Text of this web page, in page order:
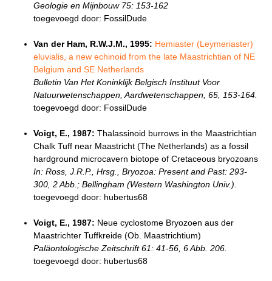
Geologie en Mijnbouw 75: 153-162
toegevoegd door: FossilDude
Van der Ham, R.W.J.M., 1995: Hemiaster (Leymeriaster)
eluvialis, a new echinoid from the late Maastrichtian of NE
Belgium and SE Netherlands
Bulletin Van Het Koninklijk Belgisch Instituut Voor
Natuurwetenschappen, Aardwetenschappen, 65, 153-164.
toegevoegd door: FossilDude
Voigt, E., 1987: Thalassinoid burrows in the Maastrichtian
Chalk Tuff near Maastricht (The Netherlands) as a fossil
hardground microcavern biotope of Cretaceous bryozoans
In: Ross, J.R.P., Hrsg., Bryozoa: Present and Past: 293-
300, 2 Abb.; Bellingham (Western Washington Univ.).
toegevoegd door: hubertus68
Voigt, E., 1987: Neue cyclostome Bryozoen aus der
Maastrichter Tuffkreide (Ob. Maastrichtium)
Paläontologische Zeitschrift 61: 41-56, 6 Abb. 206.
toegevoegd door: hubertus68